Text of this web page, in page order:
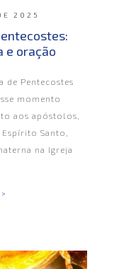
2025
e oração
de Pentecostes
momento
aos apóstolos,
Santo,
na Igreja